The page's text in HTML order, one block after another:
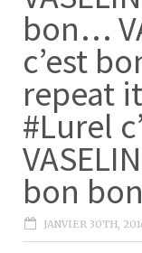
bon…
c’est
repeat
#Lurel
bon
JANVIER 30TH,